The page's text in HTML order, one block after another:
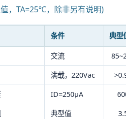
，TA=25℃，除非另有说明)
条件 典型
交流
满载，220Vac
ID=250μA
典型值